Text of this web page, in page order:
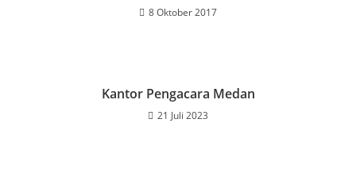
8 Oktober 2017
Kantor Pengacara Medan
21 Juli 2023